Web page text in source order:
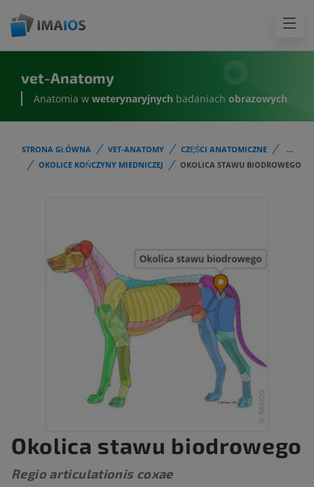
vet-Anatomy
Anatomia w weterynaryjnych badaniach obrazowych
STRONA GŁÓWNA VET-ANATOMY CZĘŚCI ANATOMICZNE
...
OKOLICE KOŃCZYNY MIEDNICZEJ
OKOLICA STAWU BIODROWEGO
Okolica stawu biodrowego
Regio articulationis coxae